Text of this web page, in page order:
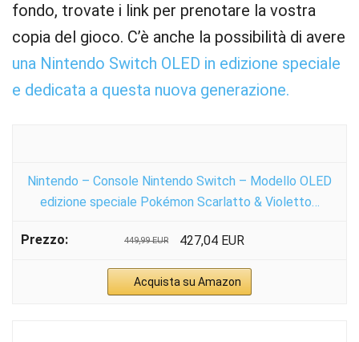
fondo, trovate i link per prenotare la vostra
copia del gioco. C’è anche la possibilità di avere
una Nintendo Switch OLED in edizione speciale
e dedicata a questa nuova generazione.
Nintendo – Console Nintendo Switch – Modello OLED
edizione speciale Pokémon Scarlatto & Violetto…
449,99 EUR 427,04 EUR
Acquista su Amazon